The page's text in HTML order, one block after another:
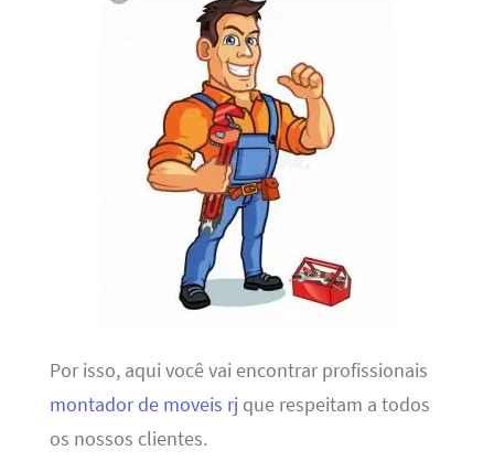
Por isso, aqui você vai encontrar profissionais
montador de moveis rj que respeitam a todos
os nossos clientes.